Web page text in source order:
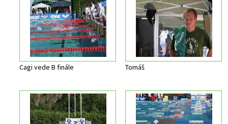
Cagi vede B finále Tomáš